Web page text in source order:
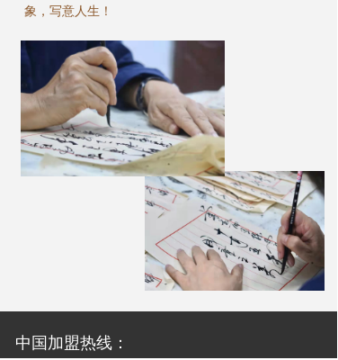
象，写意人生！
中国加盟热线：